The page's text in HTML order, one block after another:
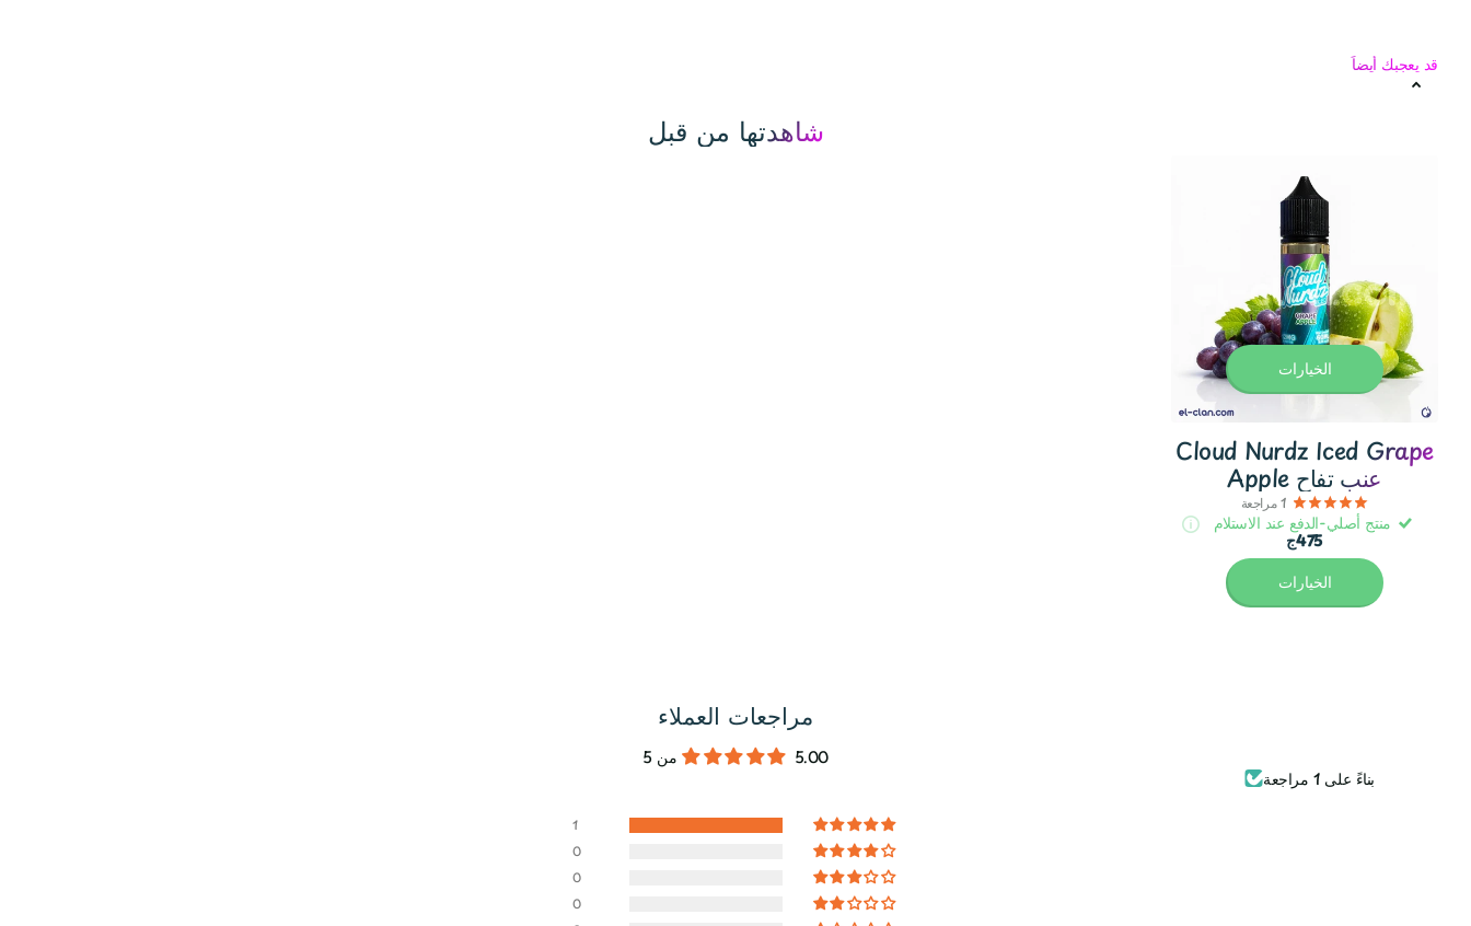
قد يعجبك أيضاً
شاهدتها من قبل
الخيارات
Cloud Nurdz Iced Grape
Apple عنب تفاح
1 مراجعة
منتج أصلي-الدفع عند الاستلام
475ج
الخيارات
مراجعات العملاء
5.00 من 5
بناءً على 1 مراجعة
1
0
0
0